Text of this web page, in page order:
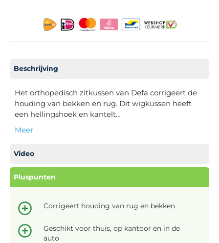
Beschrijving
Het orthopedisch zitkussen van Defa corrigeert de
houding van bekken en rug. Dit wigkussen heeft
een hellingshoek en kantelt…
Meer
Video
Pluspunten
Corrigeert houding van rug en bekken
Geschikt voor thuis, op kantoor en in de
auto